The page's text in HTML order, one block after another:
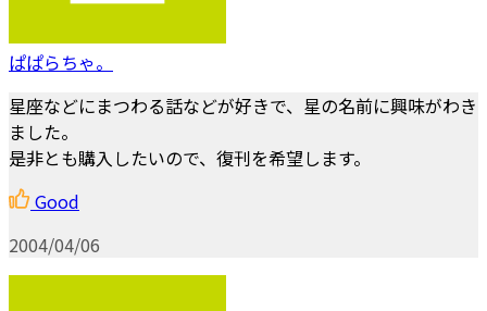
ぱぱらちゃ。
星座などにまつわる話などが好きで、星の名前に興味がわき
ました。
是非とも購入したいので、復刊を希望します。
Good
2004/04/06